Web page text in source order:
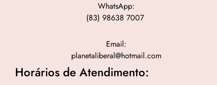
WhatsApp:
(83) 98638 7007
Email:
planetaliberal@hotmail.com
Horários de Atendimento: